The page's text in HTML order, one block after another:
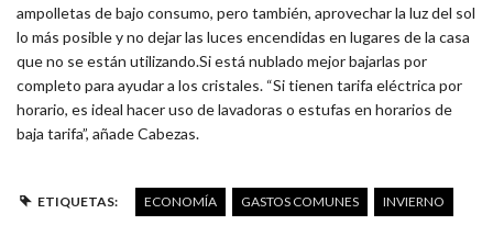
ampolletas de bajo consumo, pero también, aprovechar la luz del sol
lo más posible y no dejar las luces encendidas en lugares de la casa
que no se están utilizando.Si está nublado mejor bajarlas por
completo para ayudar a los cristales. “Si tienen tarifa eléctrica por
horario, es ideal hacer uso de lavadoras o estufas en horarios de
baja tarifa”, añade Cabezas.
ETIQUETAS: ECONOMÍA GASTOS COMUNES INVIERNO